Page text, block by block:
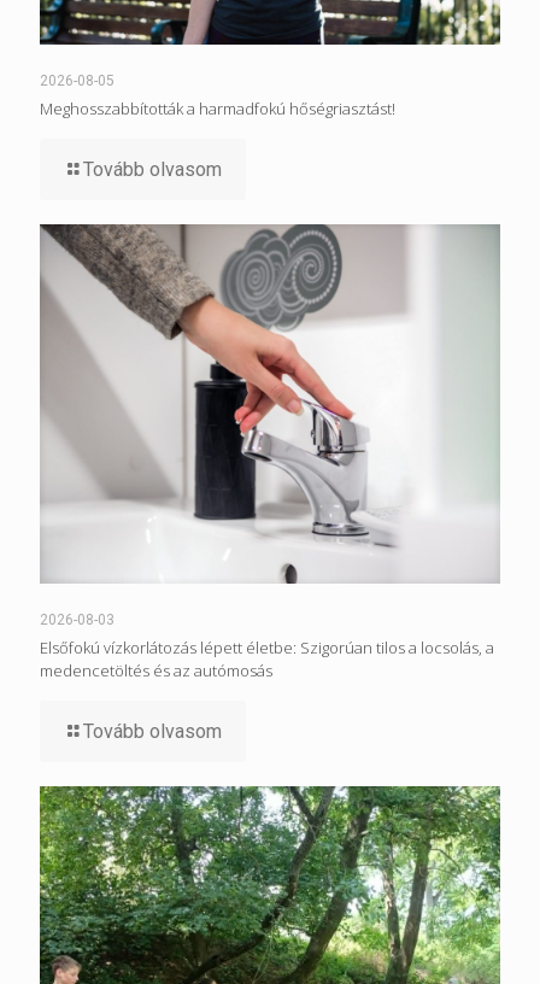
2026-08-05
Meghosszabbították a harmadfokú hőségriasztást!
Tovább olvasom
2026-08-03
Elsőfokú vízkorlátozás lépett életbe: Szigorúan tilos a locsolás, a
medencetöltés és az autómosás
Tovább olvasom